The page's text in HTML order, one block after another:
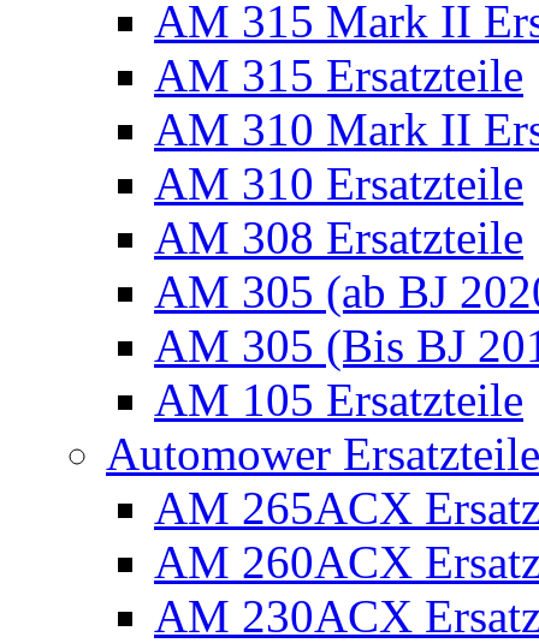
AM 315 Mark II
AM 315 Ersatzteile
AM 310 Mark II
AM 310 Ersatzteile
AM 308 Ersatzteile
AM 305 (ab BJ
AM 305 (Bis BJ
AM 105 Ersatzteile
Automower
AM 265ACX
AM 260ACX
AM 230ACX